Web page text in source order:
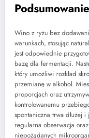
Podsumowanie
Wino z ryżu bez
warunkach, stosując
jest odpowiednie
bazę dla fermentacji.
który umożliwi rozkład
przemianę w alkohol.
proporcjach oraz
kontrolowanemu
spontaniczna trwa dłużej
regularna obserwacja
niepożądanych